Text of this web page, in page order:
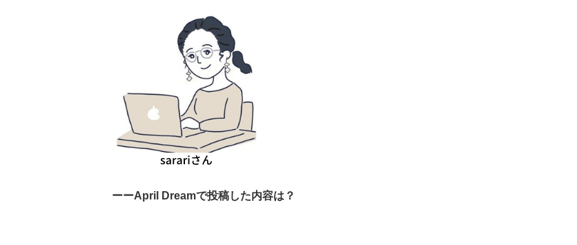
ーーApril Dreamで投稿した内容は？